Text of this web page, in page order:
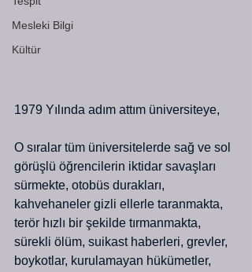
Mesleki Bilgi
Kültür
1979 Yılında adım attım üniversiteye,
O sıralar tüm üniversitelerde sağ ve sol
görüşlü öğrencilerin iktidar savaşları
sürmekte, otobüs durakları,
kahvehaneler gizli ellerle taranmakta,
terör hızlı bir şekilde tırmanmakta,
sürekli ölüm, suikast haberleri, grevler,
boykotlar, kurulamayan hükümetler,